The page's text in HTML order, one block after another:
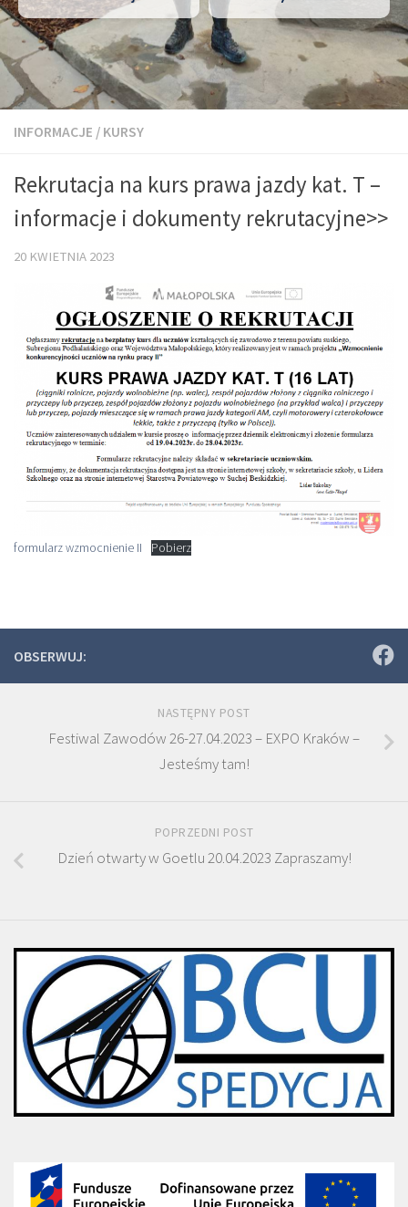
INFORMACJE / KURSY
Rekrutacja na kurs prawa jazdy kat. T –
informacje i dokumenty rekrutacyjne>>
20 KWIETNIA 2023
formularz wzmocnienie II Pobierz
OBSERWUJ:
NASTĘPNY POST
Festiwal Zawodów 26-27.04.2023 – EXPO Kraków –
Jesteśmy tam!
POPRZEDNI POST
Dzień otwarty w Goetlu 20.04.2023 Zapraszamy!